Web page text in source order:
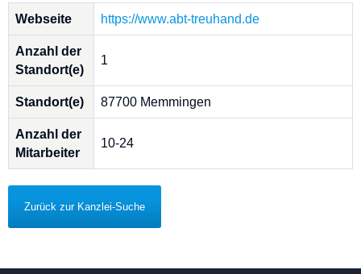
Webseite https://www.abt-treuhand.de
Anzahl der
Standort(e)
1
Standort(e) 87700 Memmingen
Anzahl der
Mitarbeiter
10-24
Zurück zur Kanzlei-Suche